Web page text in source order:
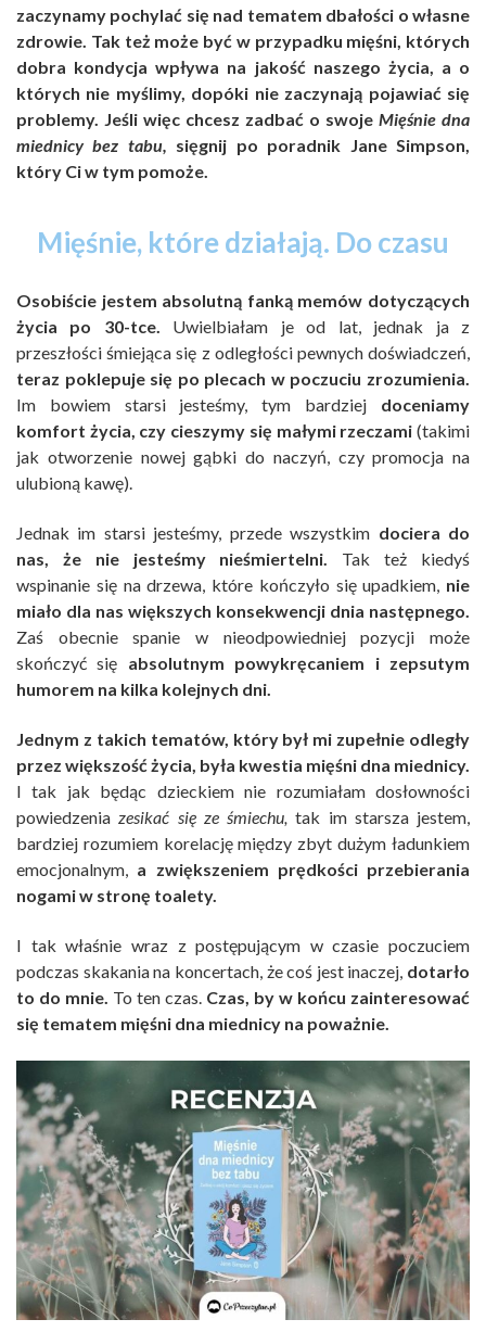
zaczynamy pochylać się nad tematem dbałości o własne
zdrowie. Tak też może być w przypadku mięśni, których
dobra kondycja wpływa na jakość naszego życia, a o
których nie myślimy, dopóki nie zaczynają pojawiać się
problemy. Jeśli więc chcesz zadbać o swoje Mięśnie dna
miednicy bez tabu, sięgnij po poradnik Jane Simpson,
który Ci w tym pomoże.
Mięśnie, które działają. Do czasu
Osobiście jestem absolutną fanką memów dotyczących
życia po 30-tce.
Uwielbiałam je od lat, jednak ja z
przeszłości śmiejąca się z odległości pewnych doświadczeń,
teraz poklepuje się po plecach w poczuciu zrozumienia.
Im bowiem starsi jesteśmy, tym bardziej doceniamy
komfort życia, czy cieszymy się małymi rzeczami (takimi
jak otworzenie nowej gąbki do naczyń, czy promocja na
ulubioną kawę).
Jednak im starsi jesteśmy, przede wszystkim dociera do
nas, że nie jesteśmy nieśmiertelni.
Tak też kiedyś
wspinanie się na drzewa, które kończyło się upadkiem, nie
miało dla nas większych konsekwencji dnia następnego.
Zaś obecnie spanie w nieodpowiedniej pozycji może
skończyć się absolutnym powykręcaniem i zepsutym
humorem na kilka kolejnych dni.
Jednym z takich tematów, który był mi zupełnie odległy
przez większość życia, była kwestia mięśni dna miednicy.
I tak jak będąc dzieckiem nie rozumiałam dosłowności
powiedzenia zesikać się ze śmiechu,tak im starsza jestem,
bardziej rozumiem korelację między zbyt dużym ładunkiem
emocjonalnym, a zwiększeniem prędkości przebierania
nogami w stronę toalety.
I tak właśnie wraz z postępującym w czasie poczuciem
podczas skakania na koncertach, że coś jest inaczej, dotarło
to do mnie. To ten czas. Czas, by w końcu zainteresować
się tematem mięśni dna miednicy na poważnie.